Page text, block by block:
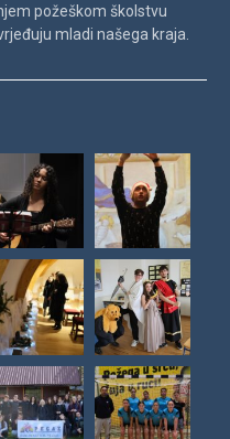
požeškom školstvu
mladi našega kraja.